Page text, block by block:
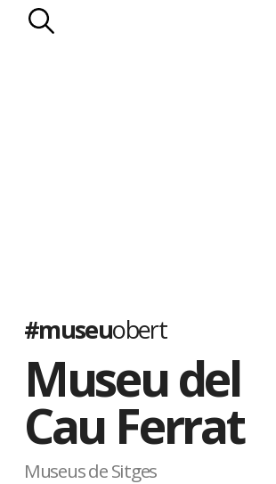
#museuobert
Museu del
Cau Ferrat
Museus de Sitges